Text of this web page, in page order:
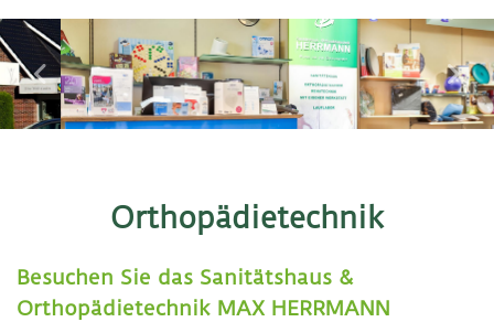
Orthopädietechnik
Besuchen Sie das Sanitätshaus &
Orthopädietechnik MAX HERRMANN